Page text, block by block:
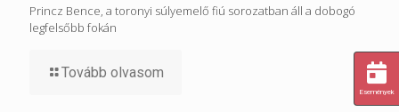
Princz Bence, a toronyi súlyemelő fiú sorozatban áll a dobogó
legfelsőbb fokán
Tovább olvasom
Események